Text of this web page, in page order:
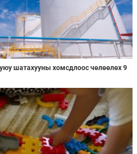
шатахууны хомсдлоос чөлөөлөх 9